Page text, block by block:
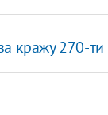
кражу 270-